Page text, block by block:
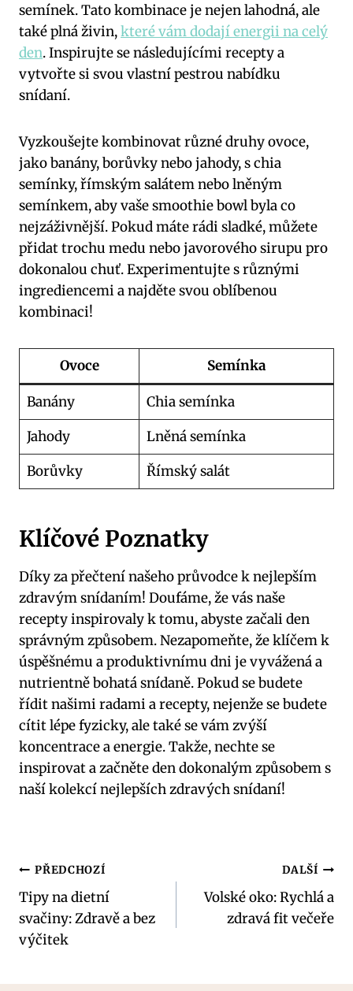
semínek. Tato kombinace je nejen lahodná, ale
také plná živin,které vám dodají energii na celý
den. Inspirujte se následujícími recepty a
vytvořte si svou vlastní pestrou nabídku
snídaní.
Vyzkoušejte kombinovat různé druhy ovoce,
jako banány, borůvky nebo jahody, s chia
semínky, římským salátem nebo lněným
semínkem, aby vaše smoothie bowl byla co
nejzáživnější. Pokud máte rádi sladké, můžete
přidat trochu medu nebo javorového sirupu pro
dokonalou chuť. Experimentujte s různými
ingrediencemi a najděte svou oblíbenou
kombinaci!
Ovoce Semínka
Banány
Chia semínka
Jahody
Lněná semínka
Borůvky
Římský salát
Klíčové Poznatky
Díky za přečtení našeho průvodce k nejlepším
zdravým snídaním! Doufáme, že vás naše
recepty inspirovaly k tomu, abyste začali den
správným způsobem. Nezapomeňte, že klíčem k
úspěšnému a produktivnímu dni je vyvážená a
nutrientně bohatá snídaně. Pokud se budete
řídit našimi radami a recepty, nejenže se budete
cítit lépe fyzicky, ale také se vám zvýší
koncentrace a energie. Takže, nechte se
inspirovat a začněte den dokonalým způsobem s
naší kolekcí nejlepších zdravých snídaní!
Navigace
pro
příspěvek
PŘEDCHOZÍ
Tipy na dietní
svačiny: Zdravě a bez
výčitek
DALŠÍ
Volské oko: Rychlá a
zdravá fit večeře